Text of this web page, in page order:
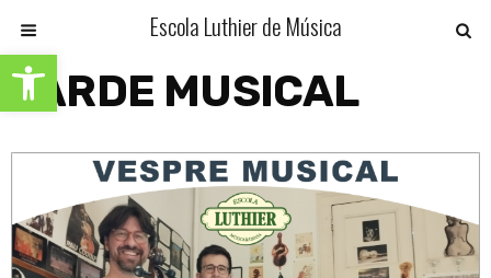
Abrir barra de herramientas
Escola Luthier de Música
TARDE MUSICAL